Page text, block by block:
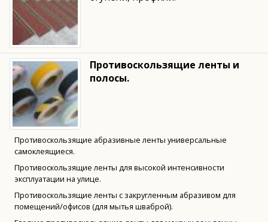
Противоскользящие ленты и
полосы.
Противоскользящие абразивные ленты универсальные
самоклеящиеся.
Противоскользящие ленты для высокой интенсивности
эксплуатации на улице.
Противоскользящие ленты с закругленным абразивом для
помещений/офисов (для мытья шваброй).